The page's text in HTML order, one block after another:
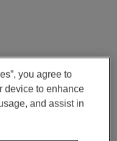
不扔”这个物品处
you agree to
device to enhance
and assist in